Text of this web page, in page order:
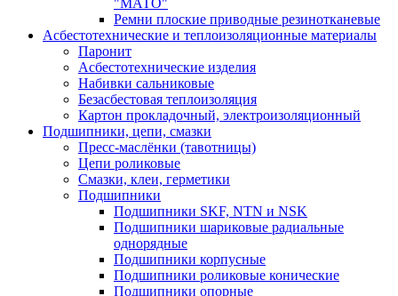
"МАТО"
Ремни плоские приводные резинотканевые
Асбестотехнические и теплоизоляционные материалы
Паронит
Асбестотехнические изделия
Набивки сальниковые
Безасбестовая теплоизоляция
Картон прокладочный, электроизоляционный
Подшипники, цепи, смазки
Пресс-маслёнки (тавотницы)
Цепи роликовые
Смазки, клеи, герметики
Подшипники
Подшипники SKF, NTN и NSK
Подшипники шариковые радиальные
однорядные
Подшипники корпусные
Подшипники роликовые конические
Подшипники опорные